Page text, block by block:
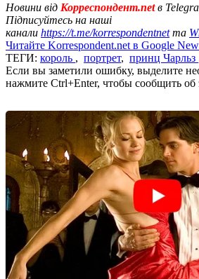
Новини від Корреспондент.netв
Підписуйтесь на наші
канали https://t.me/korrespondentnetта
Читайте Korrespondent.net в Google
ТЕГИ: король , портрет, принц Чарльз
Если вы заметили ошибку, выделите
нажмите Ctrl+Enter, чтобы сообщить об